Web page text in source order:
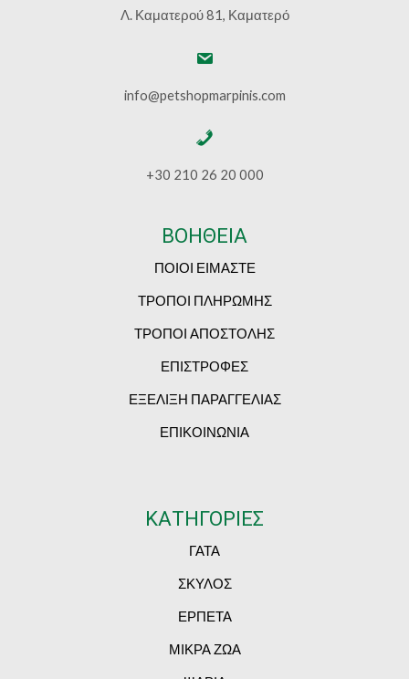
Λ. Καματερού 81, Καματερό
info@petshopmarpinis.com
+30 210 26 20 000
ΒΟΗΘΕΙΑ
ΠΟΙΟΙ ΕΙΜΑΣΤΕ
ΤΡΟΠΟΙ ΠΛΗΡΩΜΗΣ
ΤΡΟΠΟΙ ΑΠΟΣΤΟΛΗΣ
ΕΠΙΣΤΡΟΦΕΣ
ΕΞΕΛΙΞΗ ΠΑΡΑΓΓΕΛΙΑΣ
ΕΠΙΚΟΙΝΩΝΙΑ
ΚΑΤΗΓΟΡΙΕΣ
ΓΑΤΑ
ΣΚΥΛΟΣ
ΕΡΠΕΤΑ
ΜΙΚΡΑ ΖΩΑ